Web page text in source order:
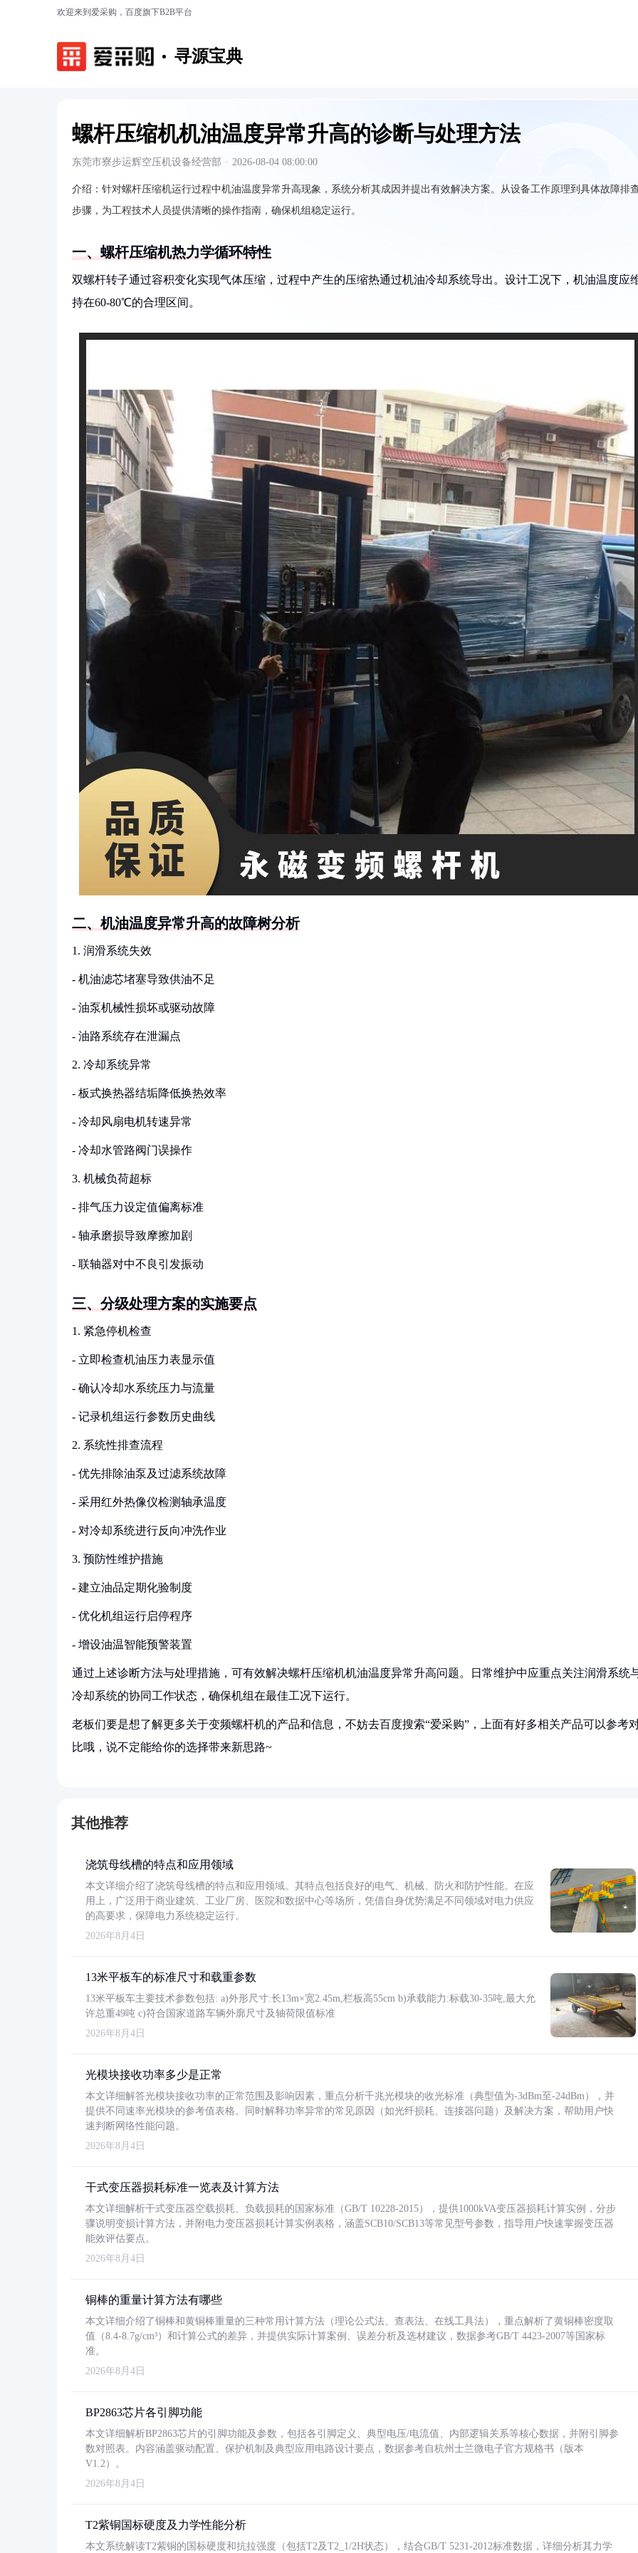
欢迎来到爱采购，百度旗下B2B平台
寻源宝典
螺杆压缩机机油温度异常升高的诊断与处理方法
东莞市寮步运辉空压机设备经营部 · 2026-08-04 08:00:00
介绍： 针对螺杆压缩机运行过程中机油温度异常升高现象，系统分析其成因并提出有效解决方案。从设备工作原理到具体故障排
步骤，为工程技术人员提供清晰的操作指南，确保机组稳定运行。
一、螺杆压缩机热力学循环特性
双螺杆转子通过容积变化实现气体压缩，过程中产生的压缩热通过机油冷却系统导出。设计工况下，机油温度应
持在60-80℃的合理区间。
二、机油温度异常升高的故障树分析
1. 润滑系统失效
- 机油滤芯堵塞导致供油不足
- 油泵机械性损坏或驱动故障
- 油路系统存在泄漏点
2. 冷却系统异常
- 板式换热器结垢降低换热效率
- 冷却风扇电机转速异常
- 冷却水管路阀门误操作
3. 机械负荷超标
- 排气压力设定值偏离标准
- 轴承磨损导致摩擦加剧
- 联轴器对中不良引发振动
三、分级处理方案的实施要点
1. 紧急停机检查
- 立即检查机油压力表显示值
- 确认冷却水系统压力与流量
- 记录机组运行参数历史曲线
2. 系统性排查流程
- 优先排除油泵及过滤系统故障
- 采用红外热像仪检测轴承温度
- 对冷却系统进行反向冲洗作业
3. 预防性维护措施
- 建立油品定期化验制度
- 优化机组运行启停程序
- 增设油温智能预警装置
通过上述诊断方法与处理措施，可有效解决螺杆压缩机机油温度异常升高问题。日常维护中应重点关注润滑系统
冷却系统的协同工作状态，确保机组在最佳工况下运行。
老板们要是想了解更多关于变频螺杆机的产品和信息，不妨去百度搜索“爱采购”，上面有好多相关产品可以参考
比哦，说不定能给你的选择带来新思路~
其他推荐
浇筑母线槽的特点和应用领域
本文详细介绍了浇筑母线槽的特点和应用领域。其特点包括良好的电气、机械、防火和防护性能。在应
用上，广泛用于商业建筑、工业厂房、医院和数据中心等场所，凭借自身优势满足不同领域对电力供应
的高要求，保障电力系统稳定运行。
2026年8月4日
13米平板车的标准尺寸和载重参数
13米平板车主要技术参数包括: a)外形尺寸:长13m×宽2.45m,栏板高55cm b)承载能力:标载30-35吨,最大允
许总重49吨 c)符合国家道路车辆外廓尺寸及轴荷限值标准
2026年8月4日
光模块接收功率多少是正常
本文详细解答光模块接收功率的正常范围及影响因素，重点分析千兆光模块的收光标准（典型值为-3dBm至-24dBm），并
提供不同速率光模块的参考值表格。同时解释功率异常的常见原因（如光纤损耗、连接器问题）及解决方案，帮助用户快
速判断网络性能问题。
2026年8月4日
干式变压器损耗标准一览表及计算方法
本文详细解析干式变压器空载损耗、负载损耗的国家标准（GB/T 10228-2015），提供1000kVA变压器损耗计算实例，分步
骤说明变损计算方法，并附电力变压器损耗计算实例表格，涵盖SCB10/SCB13等常见型号参数，指导用户快速掌握变压器
能效评估要点。
2026年8月4日
铜棒的重量计算方法有哪些
本文详细介绍了铜棒和黄铜棒重量的三种常用计算方法（理论公式法、查表法、在线工具法），重点解析了黄铜棒密度取
值（8.4-8.7g/cm³）和计算公式的差异，并提供实际计算案例、误差分析及选材建议，数据参考GB/T 4423-2007等国家标
准。
2026年8月4日
BP2863芯片各引脚功能
本文详细解析BP2863芯片的引脚功能及参数，包括各引脚定义、典型电压/电流值、内部逻辑关系等核心数据，并附引脚参
数对照表。内容涵盖驱动配置、保护机制及典型应用电路设计要点，数据参考自杭州士兰微电子官方规格书（版本
V1.2）。
2026年8月4日
T2紫铜国标硬度及力学性能分析
本文系统解读T2紫铜的国标硬度和抗拉强度（包括T2及T2_1/2H状态），结合GB/T 5231-2012标准数据，详细分析其力学